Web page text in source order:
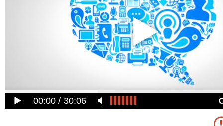
00:00 30:06